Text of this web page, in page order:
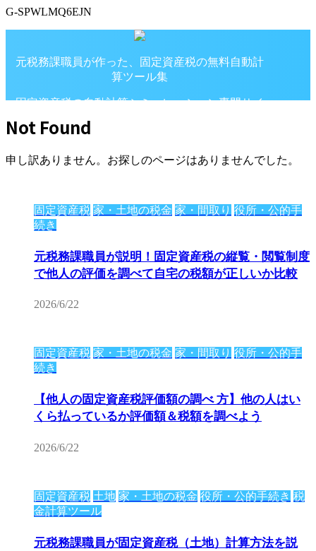
G-SPWLMQ6EJN
元税務課職員が作った、固定資産税の無料自動計
算ツール集
固定資産税の自動計算シミュレーション専門サイ
Not Found
申し訳ありません。お探しのページはありませんでした。
固定資産税 家・土地の税金 家・間取り 役所・公的手
続き
元税務課職員が説明！固定資産税の縦覧・閲覧制度
で他人の評価を調べて自宅の税額が正しいか比較
2026/6/22
固定資産税 家・土地の税金 家・間取り 役所・公的手
続き
【他人の固定資産税評価額の調べ 方】他の人はい
くら払っているか評価額＆税額を調べよう
2026/6/22
固定資産税 土地 家・土地の税金 役所・公的手続き 税
金計算ツール
元税務課職員が固定資産税（土地）計算方法を説